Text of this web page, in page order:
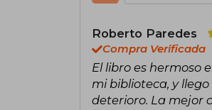
Roberto Paredes
Compra Verificada
El libro es hermoso
mi biblioteca, y
deterioro. La mejor